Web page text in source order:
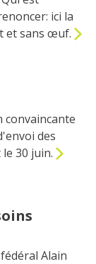
ici la
et sans œuf.
convaincante
des
30 juin.
Alain